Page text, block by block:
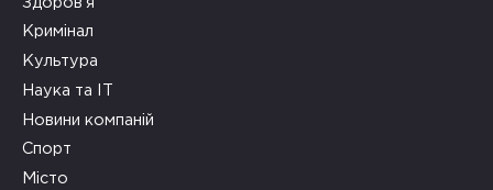
Кримінал
Культура
Наука та ІТ
Новини компаній
Спорт
Місто